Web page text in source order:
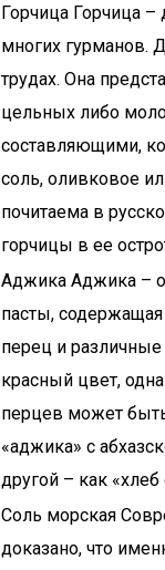
Горчица Горчица
многих гурманов.
трудах. Она
цельных либо
составляющими,
соль, оливковое
почитаема в
горчицы в ее
Аджика Аджика –
пасты,
перец и
красный цвет,
перцев может
«аджика» с
другой – как
Соль морская
доказано, что